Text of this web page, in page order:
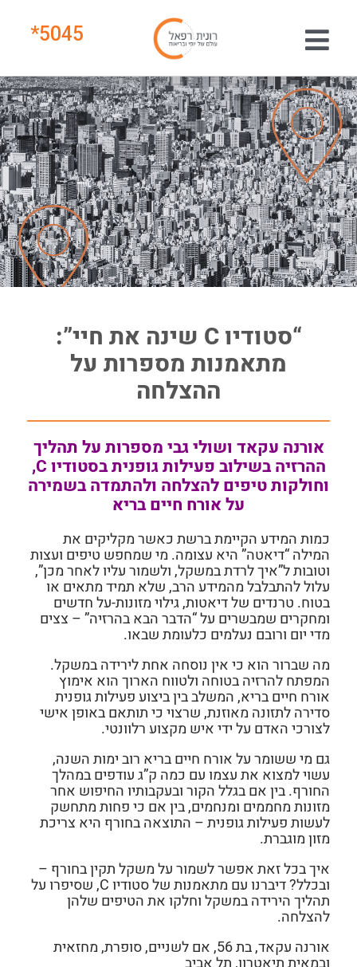
5045
*
“סטודיו C שינה את חיי”:
מתאמנות מספרות על
ההצלחה
אורנה עקאד ושולי גבי מספרות על תהליך
ההרזיה בשילוב פעילות גופנית בסטודיו C,
וחולקות טיפים להצלחה ולהתמדה בשמירה
על אורח חיים בריא
כמות המידע הקיימת ברשת כאשר מקליקים את
המילה “דיאטה” היא עצומה. מי שמחפש טיפים ועצות
וטובות ל”איך לרדת במשקל, ולשמור עליו לאחר מכן”,
עלול להתבלבל מהמידע הרב, שלא תמיד מתאים או
בטוח. טרנדים של דיאטות, גילוי מזונות-על חדשים
ומחקרים שמבשרים על “הדבר הבא בהרזיה” – צצים
מדי יום ורובם נעלמים כלעומת שבאו.
מה שברור הוא כי אין נוסחה אחת לירידה במשקל.
המפתח להרזיה בטוחה ולטווח הארוך הוא אימוץ
אורח חיים בריא, המשלב בין ביצוע פעילות גופנית
סדירה לתזונה מאוזנת, שרצוי כי תותאם באופן אישי
לצורכי האדם על ידי איש מקצוע רלוונטי.
גם מי ששומר על אורח חיים בריא רוב ימות השנה,
עשוי למצוא את עצמו עם כמה ק”ג עודפים במהלך
החורף. בין אם בגלל הקור ובעקבותיו החיפוש אחר
מזונות מחממים ומנחמים, בין אם כי פחות מתחשק
לעשות פעילות גופנית – התוצאה בחורף היא צריכת
מזון מוגברת.
איך בכל זאת אפשר לשמור על משקל תקין בחורף –
ובכלל? דיברנו עם מתאמנות של סטודיו C, שסיפרו על
תהליך הירידה במשקל וחלקו את הטיפים שלהן
להצלחה.
אורנה עקאד, בת 56, אם לשניים, סופרת, מחזאית